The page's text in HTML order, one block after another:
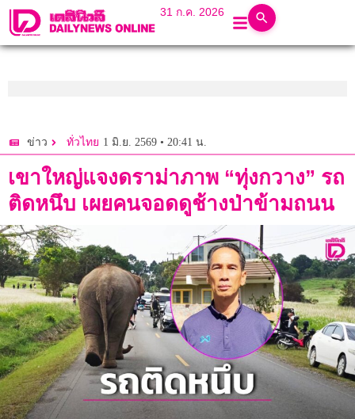
31 ก.ค. 2026
ข่าว ทั่วไทย 1 มิ.ย. 2569 • 20:41 น.
เขาใหญ่แจงดราม่าภาพ “ทุ่งกวาง” รถ
ติดหนึบ เผยคนจอดดูช้างป่าข้ามถนน